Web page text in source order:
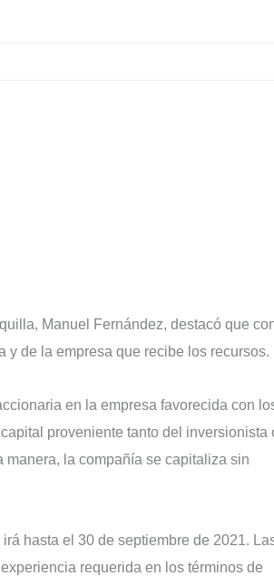
Manuel Fernández, destacó que
de la empresa que recibe los recursos.
en la empresa favorecida con
proveniente tanto del inversionista
manera, la compañía se capitaliza sin
hasta el 30 de septiembre de 2021.
requerida en los términos de